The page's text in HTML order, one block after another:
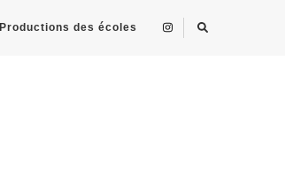
Productions des écoles